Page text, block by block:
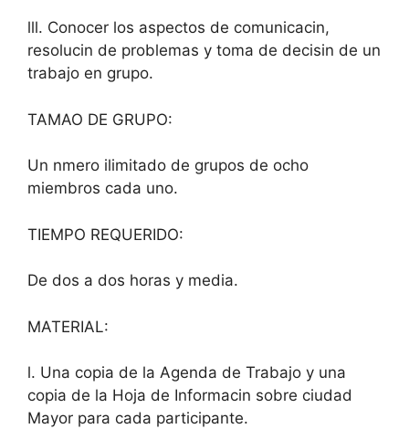
lll. Conocer los aspectos de comunicacin,
resolucin de problemas y toma de decisin de un
trabajo en grupo.
TAMAO DE GRUPO:
Un nmero ilimitado de grupos de ocho
miembros cada uno.
TIEMPO REQUERIDO:
De dos a dos horas y media.
MATERIAL:
l. Una copia de la Agenda de Trabajo y una
copia de la Hoja de Informacin sobre ciudad
Mayor para cada participante.